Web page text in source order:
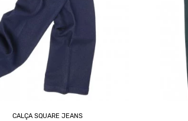
CALÇA SQUARE JEANS